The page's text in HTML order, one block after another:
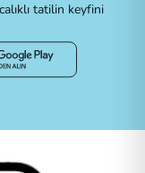
tatilin keyfini